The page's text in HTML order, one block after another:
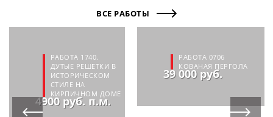
ВСЕ РАБОТЫ
РАБОТА 1740.
ДУТЫЕ РЕШЕТКИ В
ИСТОРИЧЕСКОМ
СТИЛЕ НА
КИРПИЧНОМ ДОМЕ
4900 руб. п.м.
РАБОТА 0706
КОВАНАЯ ПЕРГОЛА
39 000 руб.